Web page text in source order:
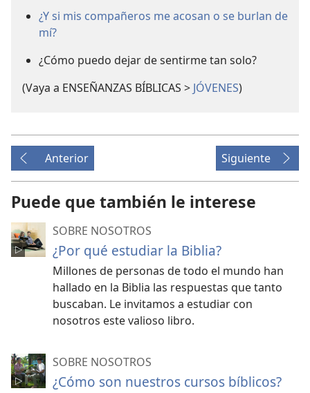
¿Y si mis compañeros me acosan o se burlan de
mí?
¿Cómo puedo dejar de sentirme tan solo?
(Vaya a ENSEÑANZAS BÍBLICAS > JÓVENES)
Anterior Siguiente
Puede que también le interese
SOBRE NOSOTROS
¿Por qué estudiar la Biblia?
Millones de personas de todo el mundo han
hallado en la Biblia las respuestas que tanto
buscaban. Le invitamos a estudiar con
nosotros este valioso libro.
SOBRE NOSOTROS
¿Cómo son nuestros cursos bíblicos?